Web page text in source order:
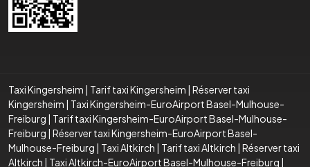
Taxi Kingersheim | Tarif taxi Kingersheim | Réserver taxi
Kingersheim | Taxi Kingersheim-EuroAirport Basel-Mulhouse-
Freiburg | Tarif taxi Kingersheim-EuroAirport Basel-Mulhouse-
Freiburg | Réserver taxi Kingersheim-EuroAirport Basel-
Mulhouse-Freiburg | Taxi Altkirch | Tarif taxi Altkirch | Réserver taxi
Altkirch | Taxi Altkirch-EuroAirport Basel-Mulhouse-Freiburg |